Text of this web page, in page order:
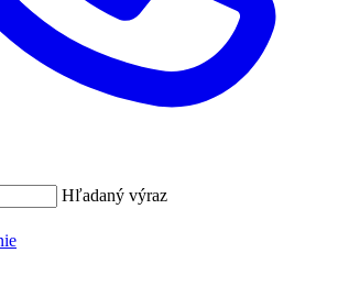
Hľadaný výraz